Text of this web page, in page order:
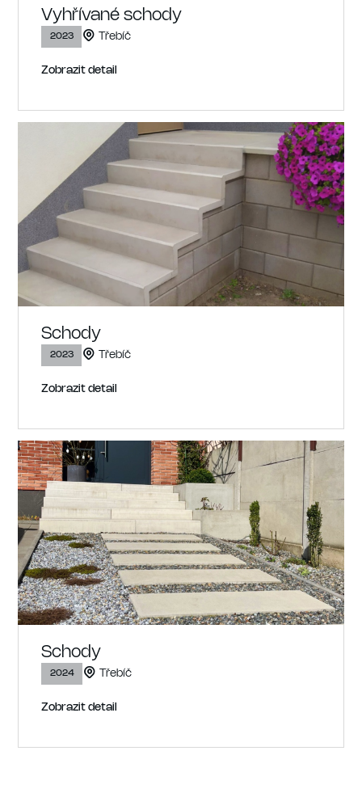
Vyhřívané schody
2023 Třebíč
Zobrazit detail
Schody
2023 Třebíč
Zobrazit detail
Schody
2024 Třebíč
Zobrazit detail